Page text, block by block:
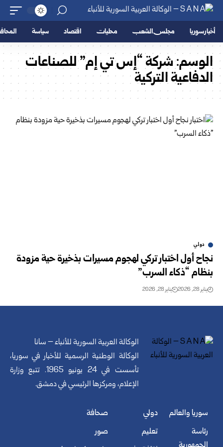
أخبار سوريا مجلس الشعب محليات اقتصاد سياسة
الوسم:شركة “إس تي إم” للصناعات
الدفاعية التركية
دولي
نجاح أول اختبار تركي لهجوم مسيرات بذخيرة حية مزودة
بنظام “ذكاء السرب”
يناير 28, 2026 يناير 28, 2026
الوكالة العربية السورية للأنباء – سانا
الوكالة الوطنية الرسمية للأخبار في سوريا،
تأسست في 24 يونيو 1965. تتبع وزارة
الإعلام، ومركزها الرئيسي في دمشق.
سوريا والعالم
رئاسة
دولي
تعليم
صحافة
صور